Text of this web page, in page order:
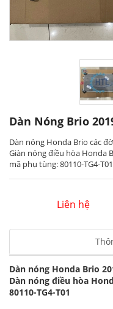
Dàn Nóng Brio
Dàn nóng Honda Brio các
Giàn nóng điều hòa Honda
mã phụ tùng: 80110-TG4-T01
Liên hệ
Dàn nóng Honda Brio
Dàn nóng điều hòa
80110-TG4-T01